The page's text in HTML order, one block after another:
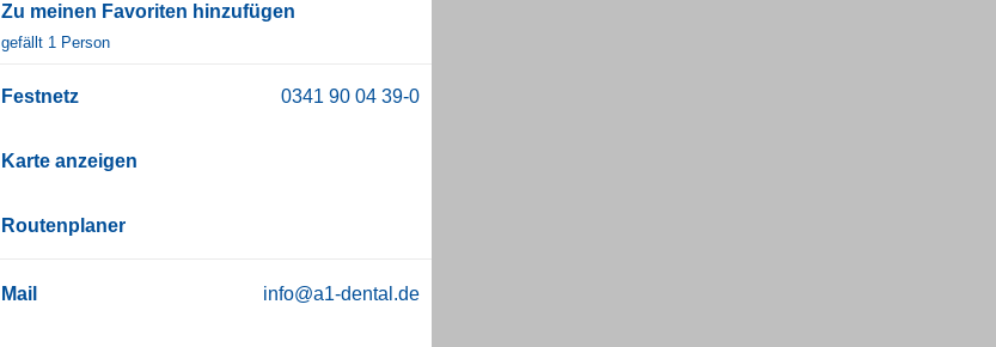
Zu meinen Favoriten hinzufügen
gefällt 1 Person
Festnetz
Karte anzeigen
Routenplaner
Mail info@a1-dental.de